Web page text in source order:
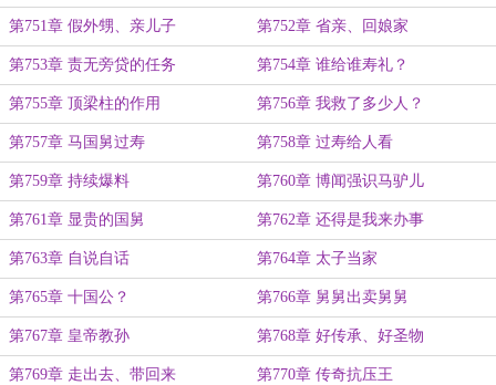
第751章 假外甥、亲儿子 第752章 省亲、回娘家
第753章 责无旁贷的任务 第754章 谁给谁寿礼？
第755章 顶梁柱的作用 第756章 我救了多少人？
第757章 马国舅过寿 第758章 过寿给人看
第759章 持续爆料 第760章 博闻强识马驴儿
第761章 显贵的国舅 第762章 还得是我来办事
第763章 自说自话 第764章 太子当家
第765章 十国公？ 第766章 舅舅出卖舅舅
第767章 皇帝教孙 第768章 好传承、好圣物
第769章 走出去、带回来 第770章 传奇抗压王